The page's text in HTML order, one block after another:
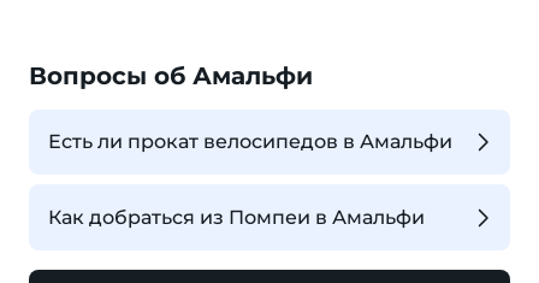
Вопросы об Амальфи
Есть ли прокат велосипедов в Амальфи
Как добраться из Помпеи в Амальфи